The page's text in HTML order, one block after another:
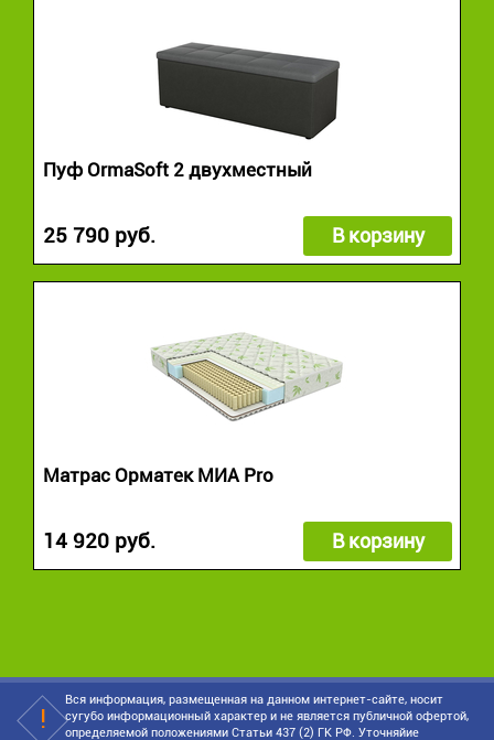
Пуф OrmaSoft 2 двухместный
25 790 руб. В корзину
Матрас Орматек МИА Pro
14 920 руб. В корзину
Вся информация, размещенная на данном интернет-сайте, носит
сугубо информационный характер и не является публичной офертой,
определяемой положениями Статьи 437 (2) ГК РФ. Уточняйие